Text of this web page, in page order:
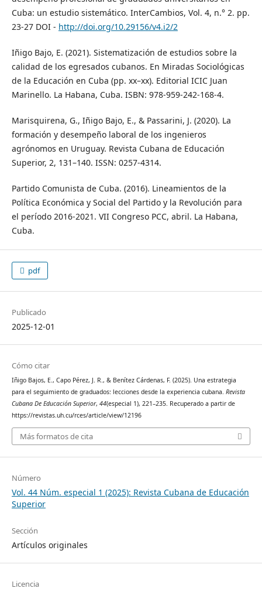
Cuba: un estudio sistemático. InterCambios, Vol. 4, n.° 2. pp.
23-27 DOI - http://doi.org/10.29156/v4.i2/2
Iñigo Bajo, E. (2021). Sistematización de estudios sobre la
calidad de los egresados cubanos. En Miradas Sociológicas
de la Educación en Cuba (pp. xx–xx). Editorial ICIC Juan
Marinello. La Habana, Cuba. ISBN: 978-959-242-168-4.
Marisquirena, G., Iñigo Bajo, E., & Passarini, J. (2020). La
formación y desempeño laboral de los ingenieros
agrónomos en Uruguay. Revista Cubana de Educación
Superior, 2, 131–140. ISSN: 0257-4314.
Partido Comunista de Cuba. (2016). Lineamientos de la
Política Económica y Social del Partido y la Revolución para
el período 2016-2021. VII Congreso PCC, abril. La Habana,
Cuba.
pdf
Publicado
2025-12-01
Cómo citar
Iñigo Bajos, E., Capo Pérez, J. R., & Benítez Cárdenas, F. (2025). Una estrategia
para el seguimiento de graduados: lecciones desde la experiencia cubana. Revista
Cubana De Educación Superior, 44(especial 1), 221–235. Recuperado a partir de
https://revistas.uh.cu/rces/article/view/12196
Más formatos de cita
Número
Vol. 44 Núm. especial 1 (2025): Revista Cubana de Educación
Superior
Sección
Artículos originales
Licencia